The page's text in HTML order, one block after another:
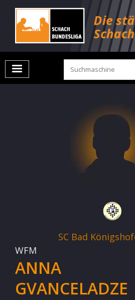
SC Bad
WFM
ANNA
GVANCELADZE